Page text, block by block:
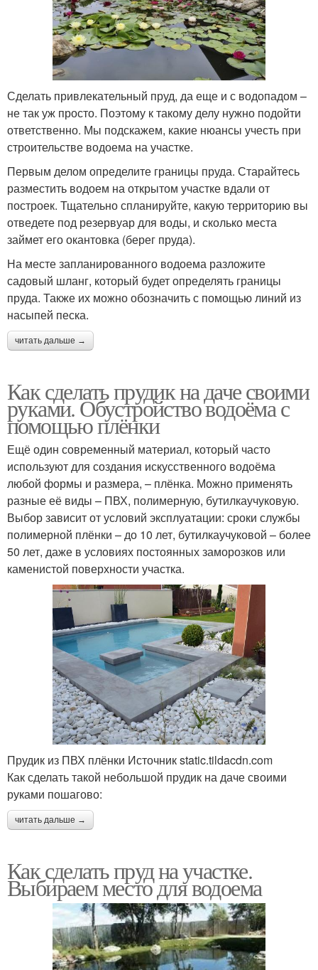
Сделать привлекательный пруд, да еще и с водопадом –
не так уж просто. Поэтому к такому делу нужно подойти
ответственно. Мы подскажем, какие нюансы учесть при
строительстве водоема на участке.
Первым делом определите границы пруда. Старайтесь
разместить водоем на открытом участке вдали от
построек. Тщательно спланируйте, какую территорию вы
отведете под резервуар для воды, и сколько места
займет его окантовка (берег пруда).
На месте запланированного водоема разложите
садовый шланг, который будет определять границы
пруда. Также их можно обозначить с помощью линий из
насыпей песка.
читать дальше →
Как сделать прудик на даче своими
руками. Обустройство водоёма с
помощью плёнки
Ещё один современный материал, который часто
используют для создания искусственного водоёма
любой формы и размера, – плёнка. Можно применять
разные её виды – ПВХ, полимерную, бутилкаучуковую.
Выбор зависит от условий эксплуатации: сроки службы
полимерной плёнки – до 10 лет, бутилкаучуковой – более
50 лет, даже в условиях постоянных заморозков или
каменистой поверхности участка.
Прудик из ПВХ плёнки Источник static.tildacdn.com
Как сделать такой небольшой прудик на даче своими
руками пошагово:
читать дальше →
Как сделать пруд на участке.
Выбираем место для водоема